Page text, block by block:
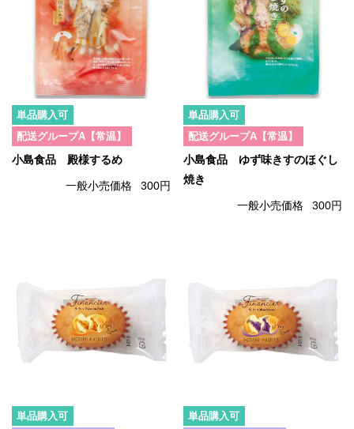
単品購入可
配送グループA【常温】
小島食品 殿様するめ
一般小売価格 300円
単品購入可
配送グループA【常温】
小島食品 ゆず味きすのほぐし
焼き
一般小売価格 300円
単品購入可 単品購入可